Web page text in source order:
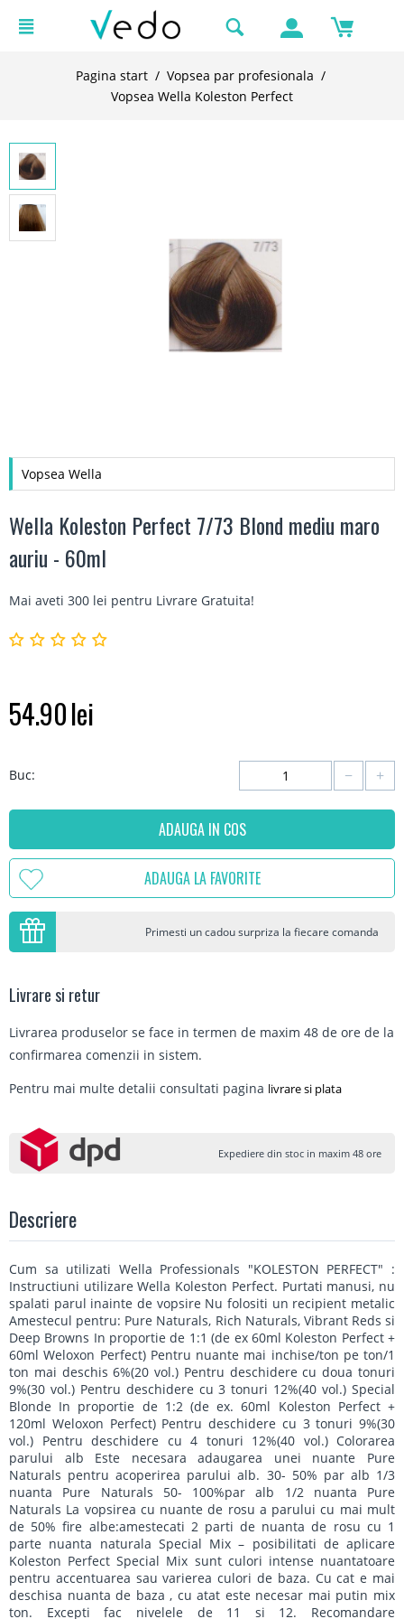
Pagina start / Vopsea par profesionala /
Vopsea Wella Koleston Perfect
Vopsea Wella
Wella Koleston Perfect 7/73 Blond mediu maro
auriu - 60ml
Mai aveti 300 lei pentru Livrare Gratuita!
54.90lei
Buc: +
−
ADAUGA IN COS
ADAUGA LA FAVORITE
Primesti un cadou surpriza la fiecare comanda
Livrare si retur
Livrarea produselor se face in termen de maxim 48 de ore de la
confirmarea comenzii in sistem.
Pentru mai multe detalii consultati pagina livrare si plata
Expediere din stoc in maxim 48 ore
Descriere
Cum sa utilizati Wella Professionals "KOLESTON PERFECT" :
Instructiuni utilizare Wella Koleston Perfect. Purtati manusi, nu
spalati parul inainte de vopsire Nu folositi un recipient metalic
Amestecul pentru: Pure Naturals, Rich Naturals, Vibrant Reds si
Deep Browns In proportie de 1:1 (de ex 60ml Koleston Perfect +
60ml Weloxon Perfect) Pentru nuante mai inchise/ton pe ton/1
ton mai deschis 6%(20 vol.) Pentru deschidere cu doua tonuri
9%(30 vol.) Pentru deschidere cu 3 tonuri 12%(40 vol.) Special
Blonde In proportie de 1:2 (de ex. 60ml Koleston Perfect +
120ml Weloxon Perfect) Pentru deschidere cu 3 tonuri 9%(30
vol.) Pentru deschidere cu 4 tonuri 12%(40 vol.) Colorarea
parului alb Este necesara adaugarea unei nuante Pure
Naturals pentru acoperirea parului alb. 30- 50% par alb 1/3
nuanta Pure Naturals 50- 100%par alb 1/2 nuanta Pure
Naturals La vopsirea cu nuante de rosu a parului cu mai mult
de 50% fire albe:amestecati 2 parti de nuanta de rosu cu 1
parte nuanta naturala Special Mix – posibilitati de aplicare
Koleston Perfect Special Mix sunt culori intense nuantatoare
pentru accentuarea sau varierea culori de baza. Cu cat e mai
deschisa nuanta de baza , cu atat este necesar mai putin mix
ton. Excepti fac nivelele de 11 si 12. Recomandare